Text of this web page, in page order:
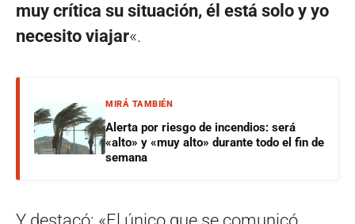
muy crítica su situación, él está solo y yo
necesito viajar«.
MIRÁ TAMBIÉN
Alerta por riesgo de incendios: será
«alto» y «muy alto» durante todo el fin de
semana